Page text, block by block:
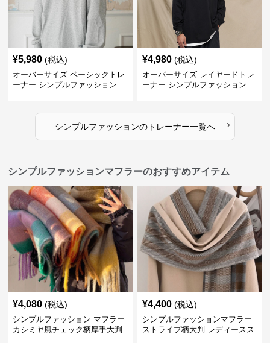
¥5,980 (税込)
オーバーサイズ ベーシックトレ
ーナー シンプルファッション
¥4,980 (税込)
オーバーサイズ レイヤードトレ
ーナー シンプルファッション
シンプルファッションのトレーナー一覧へ ›
シンプルファッションマフラーのおすすめアイテム
¥4,080 (税込)
シンプルファッション マフラー
カシミヤ風チェック柄厚手大判
¥4,400 (税込)
シンプルファッションマフラー
ストライプ柄大判 レディースス